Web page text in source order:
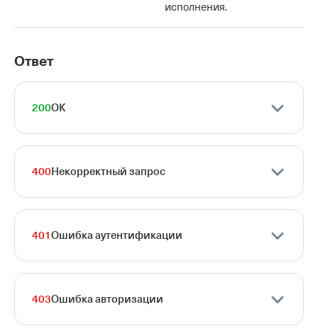
исполнения.
Ответ
200OK
400Некорректный запрос
401Ошибка аутентификации
403Ошибка авторизации